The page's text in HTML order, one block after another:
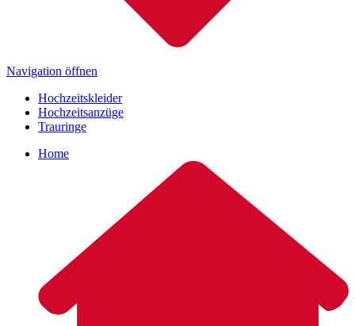
Navigation öffnen
Hochzeitskleider
Hochzeitsanzüge
Trauringe
Home